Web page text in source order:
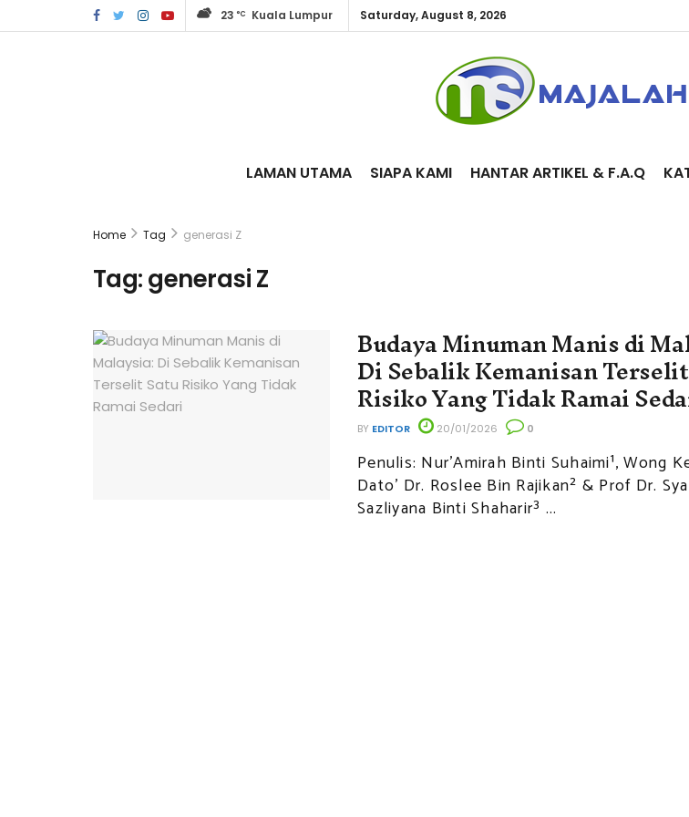
23 °C Kuala Lumpur Saturday, August 8, 2026
LAMAN UTAMA SIAPA KAMI HANTAR ARTIKEL & F.A.Q
Home Tag generasi Z
Tag:generasi Z
Budaya Minuman Manis di
Di Sebalik Kemanisan
Risiko Yang Tidak Ramai
BY EDITOR 20/01/2026 0
Penulis: Nur’Amirah Binti Suhaimi¹, Wong
Dato' Dr. Roslee Bin Rajikan² & Prof Dr.
Sazliyana Binti Shaharir³ ...